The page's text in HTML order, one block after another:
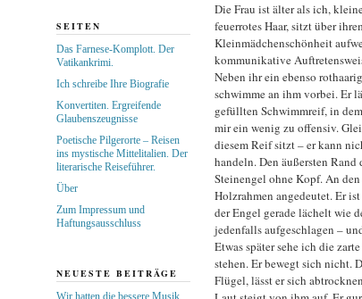
Die Frau ist älter als ich,
feuerrotes Haar, sitzt über
Kleinmädchenschönheit
kommunikative
Neben ihr ein ebenso
schwimme an ihm vorbei. Er
gefüllten Schwimmreif, in
mir ein wenig zu offensiv.
diesem Reif sitzt – er kann
handeln. Den äußersten
Steinengel ohne Kopf. An
Holzrahmen angedeutet. Er
der Engel gerade lächelt wie
jedenfalls aufgeschlagen –
Etwas später sehe ich die
stehen. Er bewegt sich nicht.
Flügel, lässt er sich
SEITEN
Das Farnese-Komplott. Der
Vatikankrimi.
Ich schreibe Ihre Biografie
Konvertiten. Ergreifende
Glaubenszeugnisse
Poetische Pilgerorte – Reisen
ins mystische Mittelitalien. Der
literarische Reiseführer.
Über
Zum Impressum und
Haftungsausschluss
NEUESTE BEITRÄGE
Wir hatten die bessere Musik